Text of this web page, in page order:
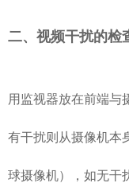
二、视频干扰的检
用监视器放在前端与
有干扰则从摄像机本
球摄像机），如无干